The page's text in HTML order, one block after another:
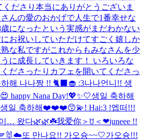
ださり本当にありがとうございま
んの愛のおかげで人生で1番幸せな
になったという実感がまだわかない
お祝いしていただけてすごく嬉しか
な私ですがこれからもみなさんを少
に成長していきます！ いろいろな
ださったりカフェを開いてくださっ
해 나나짱 !! 🐈‍⬛🧁 :3나나언니!! 생
happy Nana Day!💖✨🤍생일 축하해
생일 축하해❤️❤️❤️😙💫! Hai:3 !엡떠!!!
… 왔다🌿🌿☘️我爱你＞ꇴ＜❤︎juneee !!
또 만나요!! 가오슝~~🤍가오슝!!!